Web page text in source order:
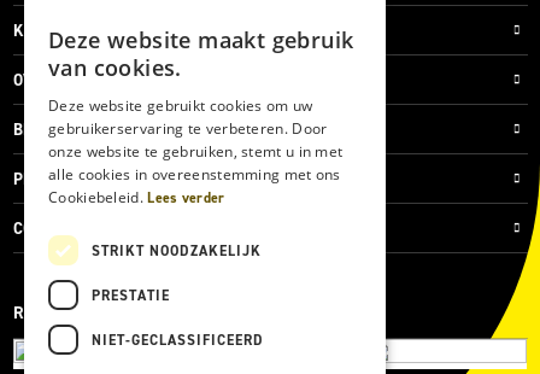
KLANTENSERVICE
OVER ONS
BLOG
PRIVACYVERKLARING
COOKIES
REVIEWMERK
Deze website maakt gebruik
van cookies.
Deze website gebruikt cookies om uw
gebruikerservaring te verbeteren. Door
onze website te gebruiken, stemt u in met
alle cookies in overeenstemming met ons
Cookiebeleid.Lees verder
STRIKT NOODZAKELIJK
PRESTATIE
NIET-GECLASSIFICEERD